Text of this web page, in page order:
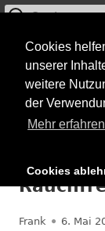
Cookies
unserer
weitere
der
Mehr erfahren
Cookies
Springe
Inhalt
Primäres
Menü
Autor
Frank 6. Mai